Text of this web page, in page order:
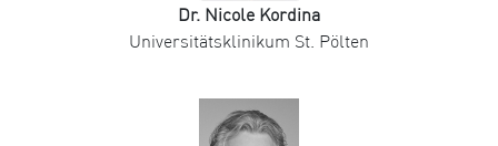
Dr. Nicole Kordina
Universitätsklinikum St. Pölten